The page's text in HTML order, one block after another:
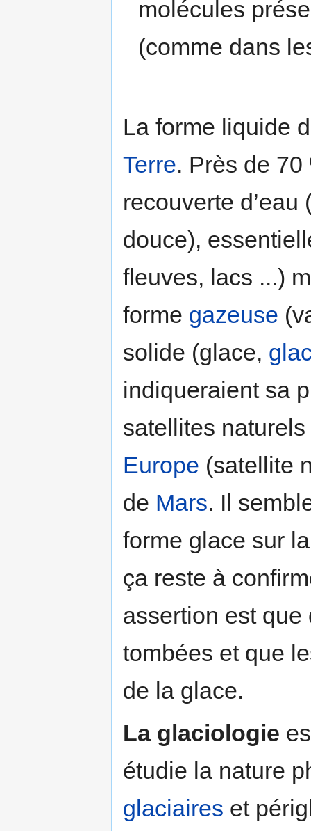
molécules
(comme dans
La forme liquide
Terre. Près de 70
recouverte d’eau
douce),
fleuves, lacs ...)
forme gazeuse
solide (glace,
indiqueraient sa
satellites
Europe (satellite
de Mars. Il
forme glace sur
ça reste à
assertion est
tombées et que
de la glace.
La glaciologie
étudie la nature
glaciaires et